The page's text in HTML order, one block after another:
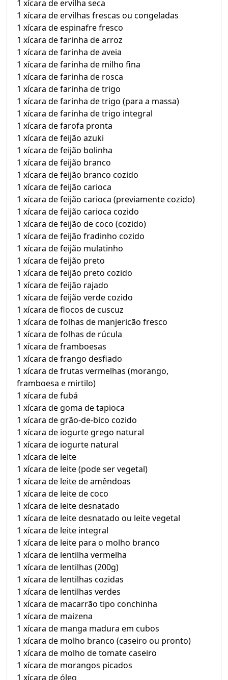
1 xícara de ervilha seca
1 xícara de ervilhas frescas ou congeladas
1 xícara de espinafre fresco
1 xícara de farinha de arroz
1 xícara de farinha de aveia
1 xícara de farinha de milho fina
1 xícara de farinha de rosca
1 xícara de farinha de trigo
1 xícara de farinha de trigo (para a massa)
1 xícara de farinha de trigo integral
1 xícara de farofa pronta
1 xícara de feijão azuki
1 xícara de feijão bolinha
1 xícara de feijão branco
1 xícara de feijão branco cozido
1 xícara de feijão carioca
1 xícara de feijão carioca (previamente cozido)
1 xícara de feijão carioca cozido
1 xícara de feijão de coco (cozido)
1 xícara de feijão fradinho cozido
1 xícara de feijão mulatinho
1 xícara de feijão preto
1 xícara de feijão preto cozido
1 xícara de feijão rajado
1 xícara de feijão verde cozido
1 xícara de flocos de cuscuz
1 xícara de folhas de manjericão fresco
1 xícara de folhas de rúcula
1 xícara de framboesas
1 xícara de frango desfiado
1 xícara de frutas vermelhas (morango,
framboesa e mirtilo)
1 xícara de fubá
1 xícara de goma de tapioca
1 xícara de grão-de-bico cozido
1 xícara de iogurte grego natural
1 xícara de iogurte natural
1 xícara de leite
1 xícara de leite (pode ser vegetal)
1 xícara de leite de amêndoas
1 xícara de leite de coco
1 xícara de leite desnatado
1 xícara de leite desnatado ou leite vegetal
1 xícara de leite integral
1 xícara de leite para o molho branco
1 xícara de lentilha vermelha
1 xícara de lentilhas (200g)
1 xícara de lentilhas cozidas
1 xícara de lentilhas verdes
1 xícara de macarrão tipo conchinha
1 xícara de maizena
1 xícara de manga madura em cubos
1 xícara de molho branco (caseiro ou pronto)
1 xícara de molho de tomate caseiro
1 xícara de morangos picados
1 xícara de óleo